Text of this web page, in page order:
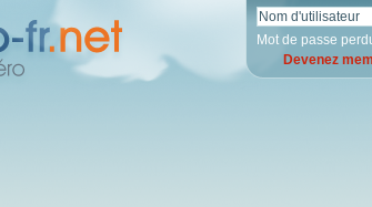
Mot de passe
Devenez